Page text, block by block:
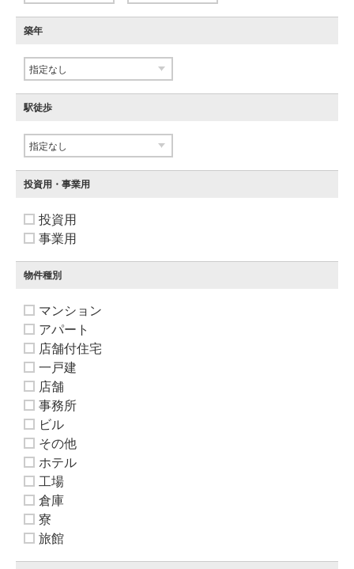
築年
駅徒歩
投資用・事業用
投資用
事業用
物件種別
マンション
アパート
店舗付住宅
一戸建
店舗
事務所
ビル
その他
ホテル
工場
倉庫
寮
旅館